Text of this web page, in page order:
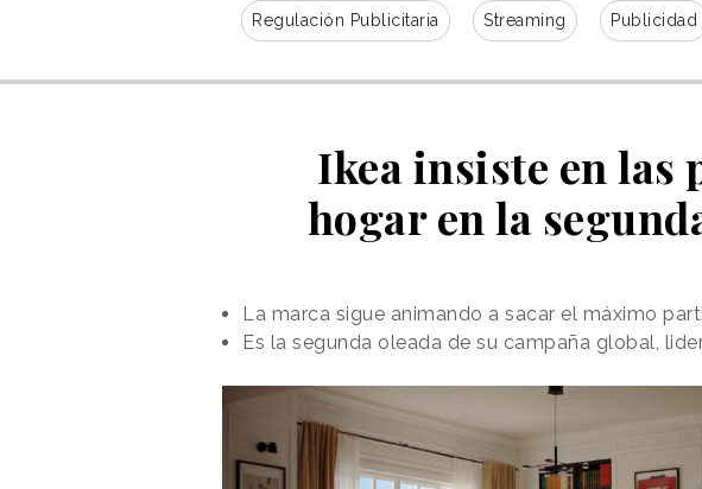
Regulación Publicitaria Streaming Publicidad
Ikea insiste en
hogar en la
La marca sigue animando a sacar el máximo
Es la segunda oleada de su campaña global,